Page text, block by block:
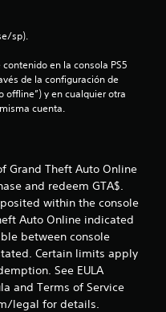
0
c
i
f
i
c
a
sp).
en la consola PS5
de la configuración de
offline”) y en cualquier otra
cuenta.
Grand Theft Auto Online
and redeem GTA$.
within the console
Auto Online indicated
between console
Certain limits apply
See EULA
and Terms of Service
legal for details.